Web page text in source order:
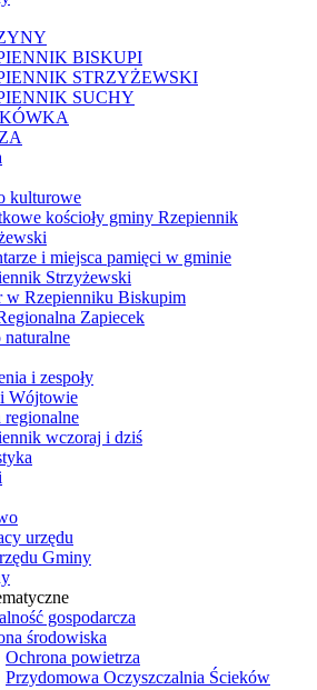
BISKUPI
STRZYŻEWSKI
SUCHY
kulturowe
kościoły gminy Rzepiennik
i miejsca pamięci w gminie
Strzyżewski
w Rzepienniku Biskupim
Zapiecek
i zespoły
Wójtowie
regionalne
wczoraj i dziś
urzędu
Gminy
gospodarcza
środowiska
Ochrona powietrza
Przydomowa Oczyszczalnia Ścieków